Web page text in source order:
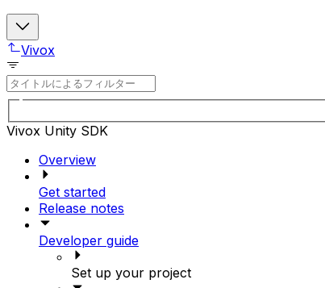
Vivox
Vivox Unity SDK
Overview
Get started
Release notes
Developer guide
Set up your project